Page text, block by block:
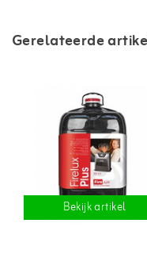
Gerelateerde
Bekijk artikel